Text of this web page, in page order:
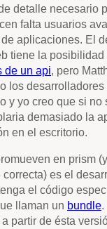
detalle necesario
falta usuarios
aplicaciones. El
tiene la posibilidad
de un api, pero
los desarrolladores
y yo creo que si no
demasiado la
en el escritorio.
en prism
es el
el código
llaman un bundle
partir de ésta